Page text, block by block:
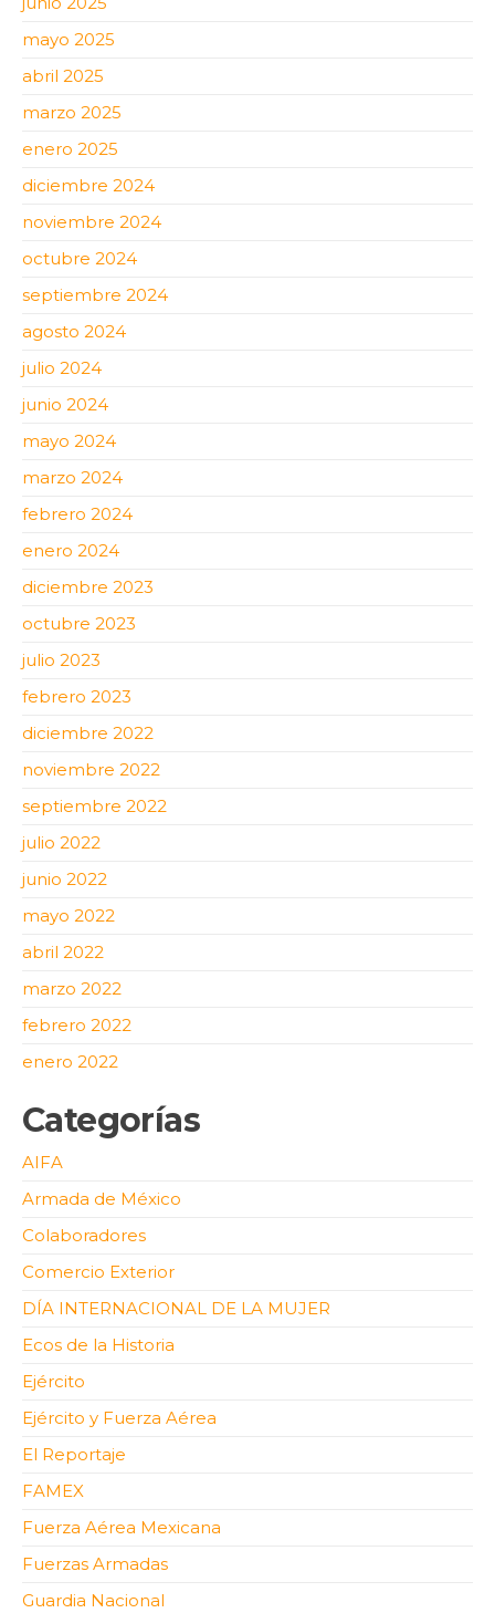
mayo 2025
abril 2025
marzo 2025
enero 2025
diciembre 2024
noviembre 2024
octubre 2024
septiembre 2024
agosto 2024
julio 2024
junio 2024
mayo 2024
marzo 2024
febrero 2024
enero 2024
diciembre 2023
octubre 2023
julio 2023
febrero 2023
diciembre 2022
noviembre 2022
septiembre 2022
julio 2022
junio 2022
mayo 2022
abril 2022
marzo 2022
febrero 2022
enero 2022
Categorías
AIFA
Armada de México
Colaboradores
Comercio Exterior
DÍA INTERNACIONAL DE LA MUJER
Ecos de la Historia
Ejército
Ejército y Fuerza Aérea
El Reportaje
FAMEX
Fuerza Aérea Mexicana
Fuerzas Armadas
Guardia Nacional